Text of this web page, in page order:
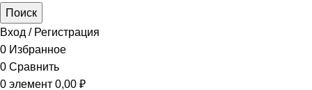
Поиск
Вход / Регистрация
0 Избранное
0 Сравнить
0 элемент 0,00 ₽